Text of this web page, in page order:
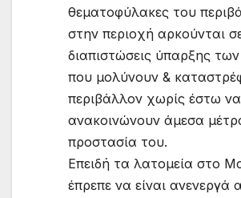
θεματοφύλακες του
στην περιοχή αρκούνται
διαπιστώσεις ύπαρξης
που μολύνουν &
περιβάλλον χωρίς έστω να
ανακοινώνουν άμεσα
προστασία του.
Επειδή τα λατομεία στο
έπρεπε να είναι ανενεργά